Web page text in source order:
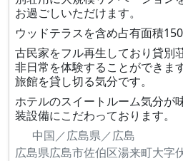
お過ごしいただけます。
ウッドテラスを含め占有面積
古民家をフル再生しており貸別
非日常を体験することができます
旅館を貸し切る気分です。
ホテルのスイートルーム気分が
装設備にこだわっております。
中国／広島県／広島
広島県広島市佐伯区湯来町大字